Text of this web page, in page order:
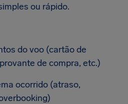
ou rápido.
do voo (cartão de
de compra, etc.)
ocorrido (atraso,